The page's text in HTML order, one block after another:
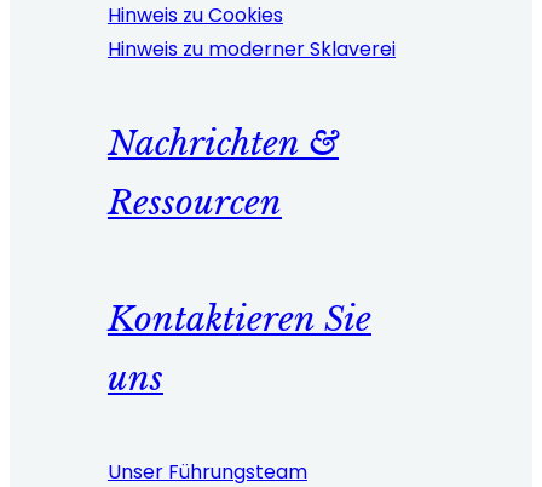
Hinweis zu Cookies
Hinweis zu moderner Sklaverei
Nachrichten &
Ressourcen
Kontaktieren Sie
uns
Unser Führungsteam